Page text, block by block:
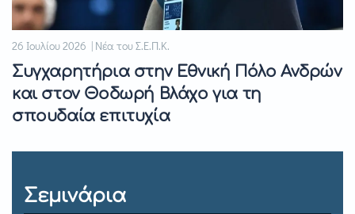
26 Ιουλίου 2026 | Νέα του Σ.Ε.Π.Κ.
Συγχαρητήρια στην Εθνική Πόλο Ανδρών
και στον Θοδωρή Βλάχο για τη
σπουδαία επιτυχία
Σεμινάρια